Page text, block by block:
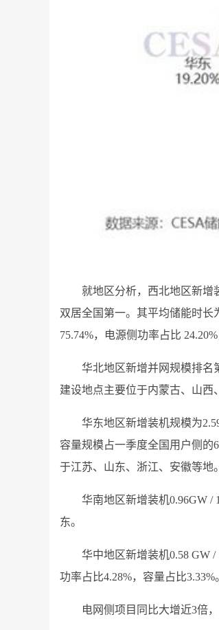
就地区分析，西北地区新增
双居全国第一。其平均储能时长
75.74%，电源侧功率占比
华北地区新增并网规模排名
建设地点主要位于内蒙古、山西
华东地区新增装机规模为
容量规模占一季度全国用户侧的
于江苏、山东、浙江、安徽等地。
华南地区新增装机0.96GW /
东。
华中地区新增装机0.58 GW
功率占比4.28%，容量占比
电网侧项目同比大增近3倍